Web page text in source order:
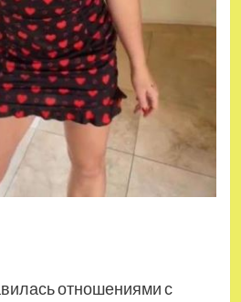
отношениями с